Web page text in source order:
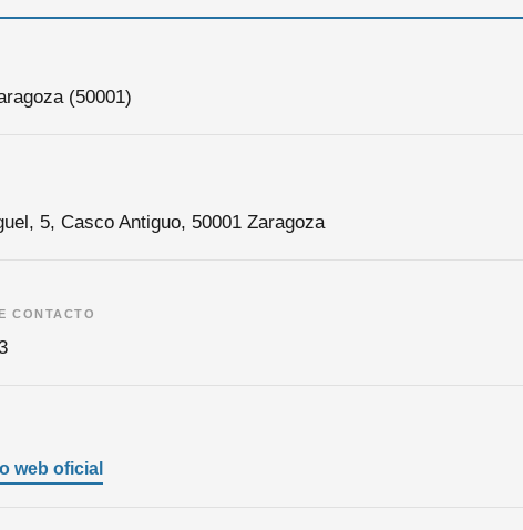
(50001)
5, Casco Antiguo, 50001 Zaragoza
CONTACTO